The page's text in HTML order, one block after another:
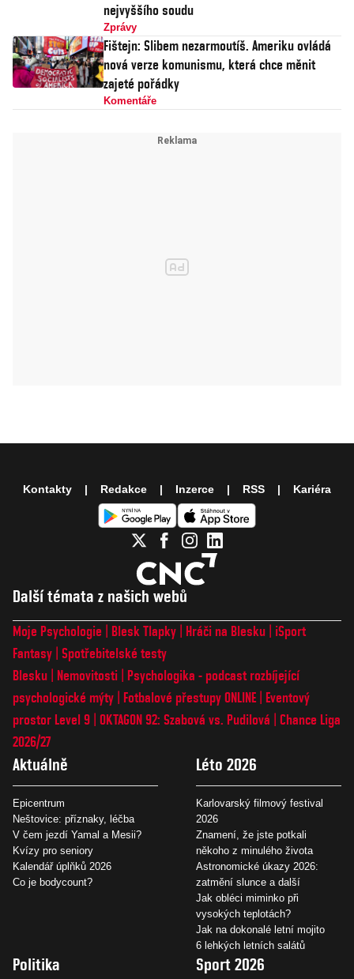
nejvyššího soudu
Zprávy
Fištejn: Slibem nezarmoutíš. Ameriku ovládá
nová verze komunismu, která chce měnit
zajeté pořádky
Komentáře
Další témata z našich webů
Moje Psychologie Blesk Tlapky Hráči na Blesku
iSport
Fantasy Spotřebitelské testy
Blesku
Nemovitosti
Psychologika - podcast rozbíjející
psychologické mýty
Fotbalové přestupy ONLINE
Eventový
prostor Level 9 OKTAGON 92: Szabová vs. Pudilová
Chance Liga
2026/27
Aktuálně
Epicentrum
Neštovice: příznaky, léčba
V čem jezdí Yamal a Mesii?
Kvízy pro seniory
Kalendář úplňků 2026
Co je bodycount?
Léto 2026
Karlovarský filmový festival
2026
Znamení, že jste potkali
někoho z minulého života
Astronomické úkazy 2026:
zatmění slunce a další
Jak obléci miminko při
vysokých teplotách?
Jak na dokonalé letní mojito
6 lehkých letních salátů
Politika Sport 2026
Kontakty Redakce Inzerce RSS Kariéra